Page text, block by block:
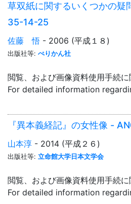
草双紙に関するいくつかの
35-14-25
佐藤 悟 - 2006 (平成１８)
出版社等: ぺりかん社
閲覧、および画像資料使用手続に
For detailed information
『異本義経記』の女性像 -
山本淳 - 2014 (平成２６)
出版社等: 立命館大学日本文学会
閲覧、および画像資料使用手続に
For detailed information